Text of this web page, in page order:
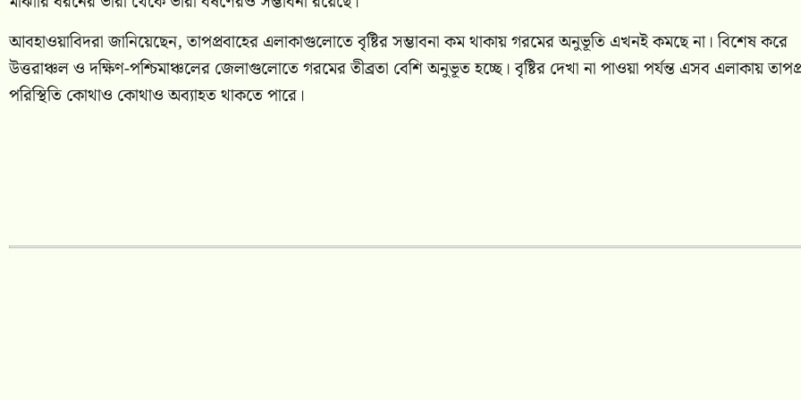
আবহাওয়াবিদরা জানিয়েছেন, তাপপ্রবাহের এলাকাগুলোতে বৃষ্টির সম্ভাবনা কম থাকায় গরমের অনুভূতি এখনই কমছে না। বিশেষ করে
উত্তরাঞ্চল ও দক্ষিণ-পশ্চিমাঞ্চলের জেলাগুলোতে গরমের তীব্রতা বেশি অনুভূত হচ্ছে। বৃষ্টির দেখা না পাওয়া পর্যন্ত এসব এলাকায়
পরিস্থিতি কোথাও কোথাও অব্যাহত থাকতে পারে।